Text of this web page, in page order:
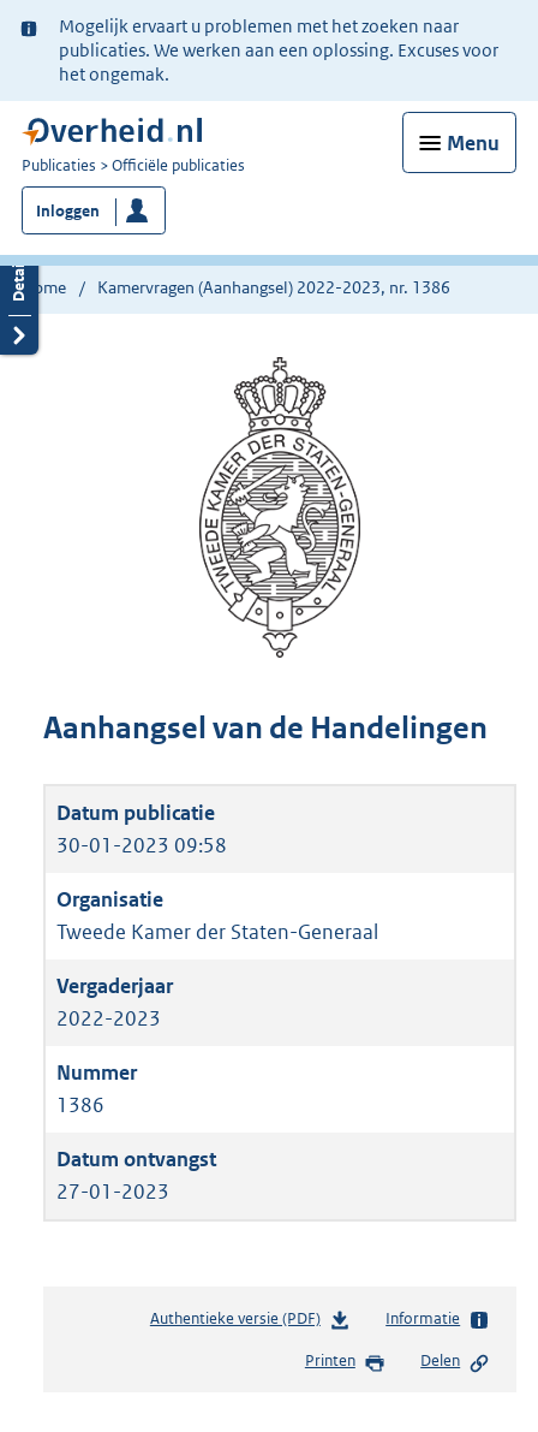
Ter
informatie:
Mogelijk ervaart u problemen met het zoeken naar
publicaties. We werken aan een oplossing. Excuses voor
het ongemak.
Menu
U
bent
nu
hier:
Publicaties Officiële publicaties
Inloggen
Home Kamervragen (Aanhangsel) 2022-2023, nr. 1386
Aanhangsel van de Handelingen
30-01-2023 09:58
Tweede Kamer der Staten-Generaal
2022-2023
1386
27-01-2023
Authentieke versie (PDF)b
s
Informatie
Printen Delen